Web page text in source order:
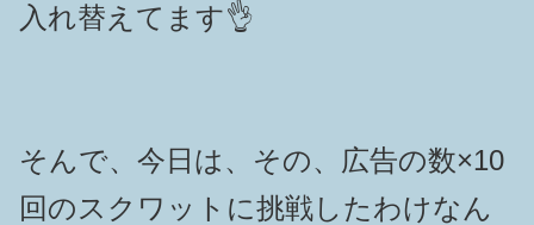
入れ替えてます👌
そんで、今日は、その、広告の数×10
回のスクワットに挑戦したわけなん